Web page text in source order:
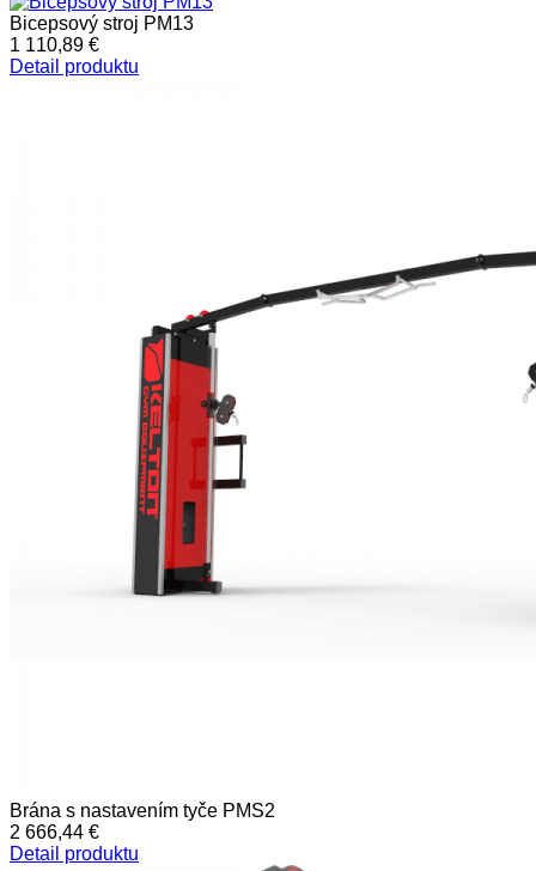
Bicepsový stroj PM13
1 110,89 €
Detail produktu
Brána s nastavením tyče PMS2
2 666,44 €
Detail produktu